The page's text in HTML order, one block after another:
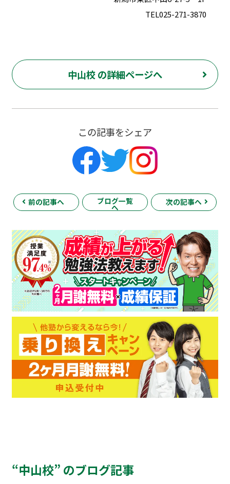
TEL025-271-3870
中山校 の詳細ページへ
この記事をシェア
前の記事へ ブログ一覧
へ
次の記事へ
“中山校” のブログ記事